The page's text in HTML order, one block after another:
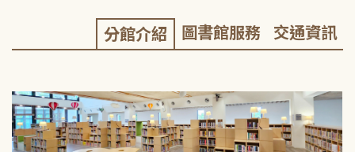
分館介紹 圖書館服務 交通資訊